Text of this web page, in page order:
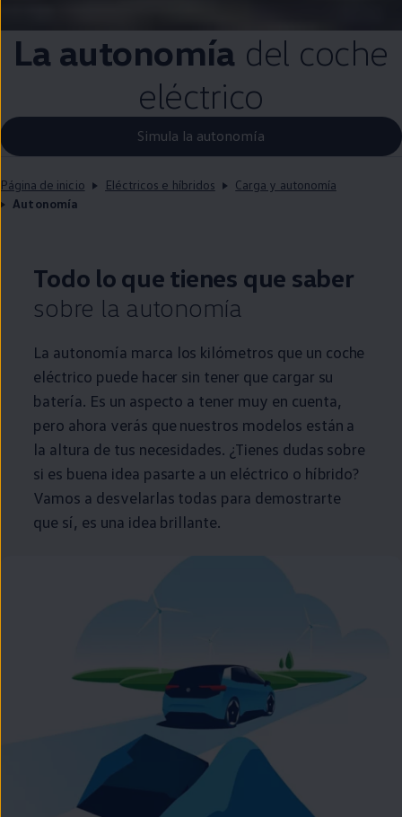
La autonomía del coche
eléctrico
Simula la autonomía
Página de inicio Eléctricos e híbridos
Carga y autonomía
Autonomía
Todo lo que tienes que saber
sobre la autonomía
La autonomía marca los kilómetros que un coche
eléctrico puede hacer sin tener que cargar su
batería. Es un aspecto a tener muy en cuenta,
pero ahora verás que nuestros modelos están a
la altura de tus necesidades. ¿Tienes dudas sobre
si es buena idea pasarte a un eléctrico o híbrido?
Vamos a desvelarlas todas para demostrarte
que sí, es una idea brillante.